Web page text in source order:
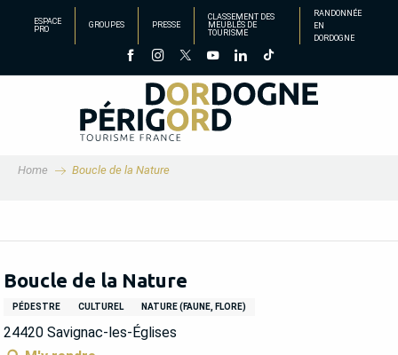
principal
ESPACE
PRO
GROUPES PRESSE
CLASSEMENT DES
MEUBLÉS DE
TOURISME
RANDONNÉE
EN
DORDOGNE
Home Boucle de la Nature
Boucle de la Nature
PÉDESTRE CULTUREL NATURE (FAUNE, FLORE)
24420 Savignac-les-Églises